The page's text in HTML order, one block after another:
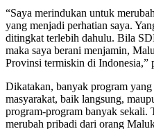
“Saya merindukan untuk
yang menjadi perhatian saya.
ditingkat terlebih dahulu. Bila
maka saya berani menjamin,
Provinsi termiskin di Indonesia,”
Dikatakan, banyak program
masyarakat, baik langsung,
program-program banyak sekali.
merubah pribadi dari orang